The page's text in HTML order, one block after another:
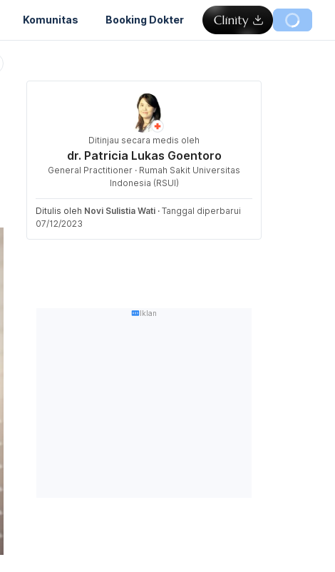
Komunitas Booking Dokter
Ditinjau secara medis oleh
dr. Patricia Lukas Goentoro
General Practitioner · Rumah Sakit Universitas
Indonesia (RSUI)
Ditulis oleh Novi Sulistia Wati · Tanggal diperbarui
07/12/2023
Iklan